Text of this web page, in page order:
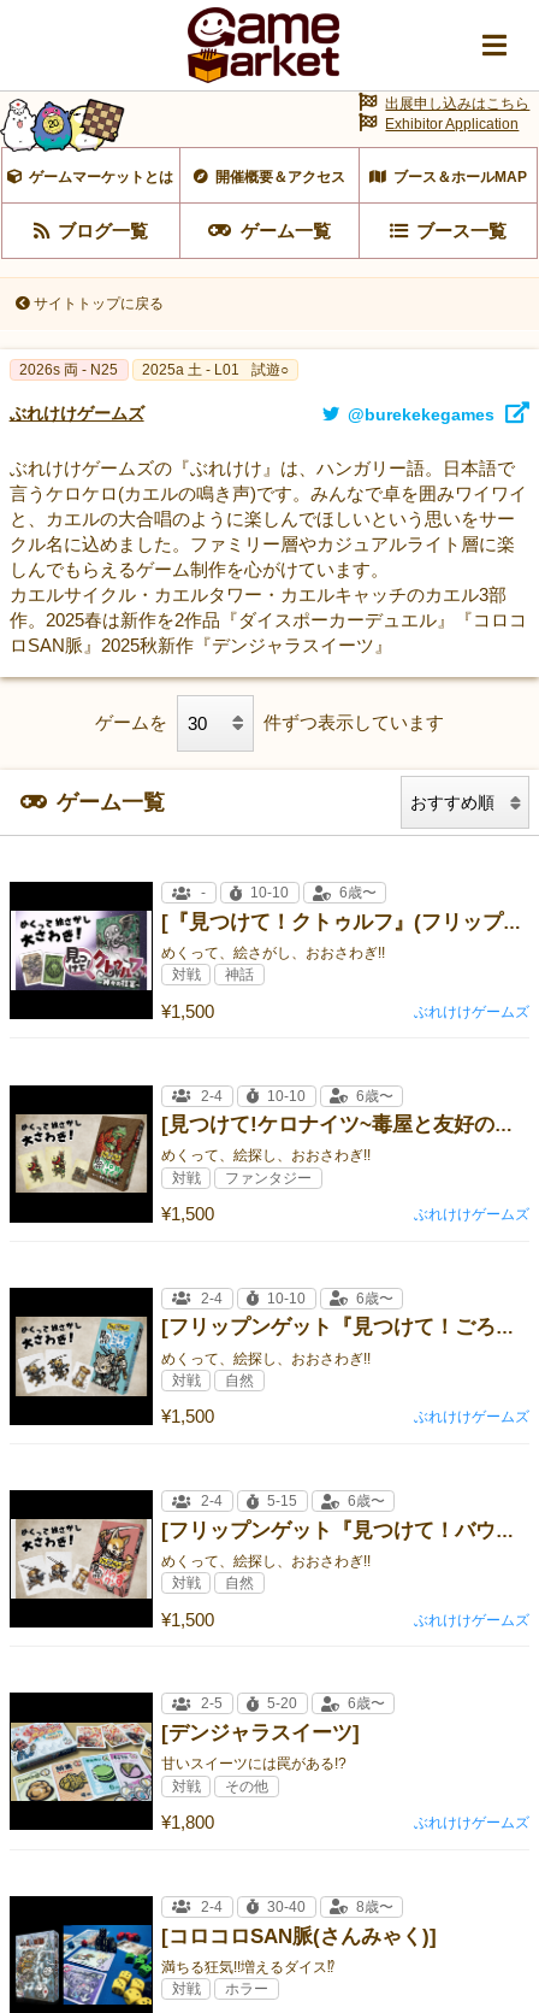
ゲームマーケットとは 開催概要＆アクセス ブース＆ホールMAP
ブログ一覧 ゲーム一覧 ブース一覧
出展申し込みはこちら
Exhibitor Application
サイトトップに戻る
2026s 両 - N25 2025a 土 - L01 試遊○
ぶれけけゲームズ @burekekegames
ぶれけけゲームズの『ぶれけけ』は、ハンガリー語。日本語で
言うケロケロ(カエルの鳴き声)です。みんなで卓を囲みワイワイ
と、カエルの大合唱のように楽しんでほしいという思いをサー
クル名に込めました。ファミリー層やカジュアルライト層に楽
しんでもらえるゲーム制作を心がけています。
カエルサイクル・カエルタワー・カエルキャッチのカエル3部
作。2025春は新作を2作品『ダイスポーカーデュエル』『コロコ
ロSAN脈』2025秋新作『デンジャラスイーツ』
ゲームを 件ずつ表示しています
ゲーム一覧
[『見つけて！クトゥルフ』(フリップンゲットシリーズ)]
めくって、絵さがし、おおさわぎ!!
¥1,500
- 10-10 6歳〜
対戦 神話
ぶれけけゲームズ
[見つけて!ケロナイツ~毒屋と友好のしるし~]
めくって、絵探し、おおさわぎ!!
¥1,500
2-4 10-10 6歳〜
対戦 ファンタジー
ぶれけけゲームズ
[フリップンゲット『見つけて！ごろニャンず』]
めくって、絵探し、おおさわぎ!!
¥1,500
2-4 10-10 6歳〜
対戦 自然
ぶれけけゲームズ
[フリップンゲット『見つけて！バウワンず』]
めくって、絵探し、おおさわぎ!!
¥1,500
2-4 5-15 6歳〜
対戦 自然
ぶれけけゲームズ
[デンジャラスイーツ]
甘いスイーツには罠がある!?
¥1,800
2-5 5-20 6歳〜
対戦 その他
ぶれけけゲームズ
[コロコロSAN脈(さんみゃく)]
満ちる狂気!!増えるダイス⁉
2-4 30-40 8歳〜
対戦 ホラー